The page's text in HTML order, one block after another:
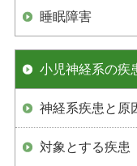
睡眠障害
小児神経系の疾
神経系疾患と原
対象とする疾患